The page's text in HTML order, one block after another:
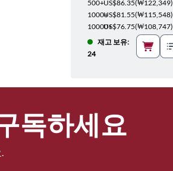
500+US$86.35(₩122,349)
1000+US$81.55(₩115,548)
10000+US$76.75(₩108,747)
재고 보유:
24
독하세요